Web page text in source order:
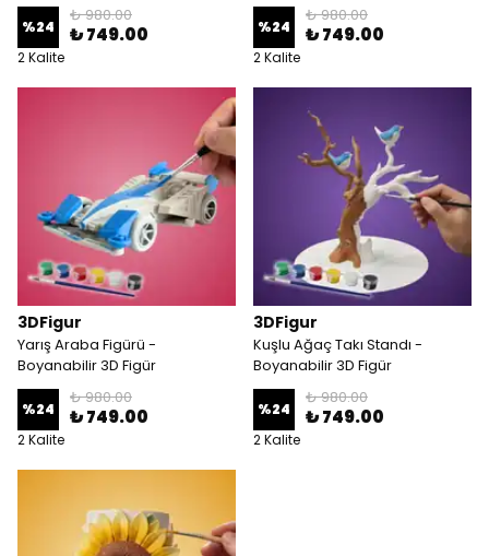
%24
₺ 980.00
₺ 749.00
2 Kalite
%24
₺ 980.00
₺ 749.00
2 Kalite
3DFigur
Yarış Araba Figürü -
Boyanabilir 3D Figür
%24
₺ 980.00
₺ 749.00
2 Kalite
3DFigur
Kuşlu Ağaç Takı Standı -
Boyanabilir 3D Figür
%24
₺ 980.00
₺ 749.00
2 Kalite